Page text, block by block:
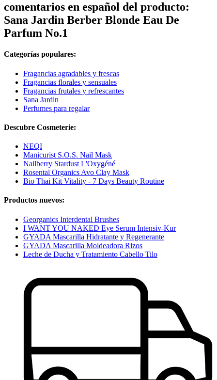
comentarios en español del producto:
Sana Jardin Berber Blonde Eau De
Parfum No.1
Categorías populares:
Fragancias agradables y frescas
Fragancias florales y sensuales
Fragancias frutales y refrescantes
Sana Jardin
Perfumes para regalar
Descubre Cosmeterie:
NEQI
Manicurist S.O.S. Nail Mask
Nailberry Stardust L'Oxygéné
Rosental Organics Avo Clay Mask
Bio Thai Kit Vitality - 7 Days Beauty Routine
Productos nuevos:
Georganics Interdental Brushes
I WANT YOU NAKED Eye Serum Intensiv-Kur
GYADA Mascarilla Hidratante y Regenerante
GYADA Mascarilla Moldeadora Rizos
Leche de Ducha y Tratamiento Cabello Tilo